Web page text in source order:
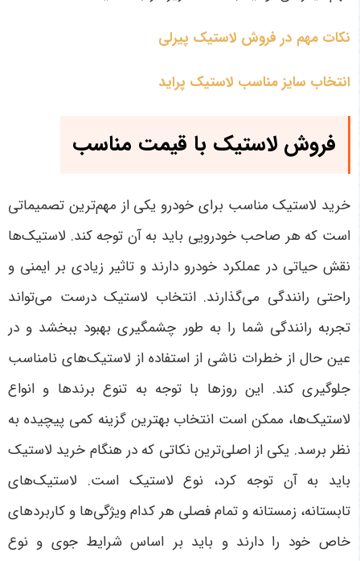
نکات مهم در فروش لاستیک پیرلی
انتخاب سایز مناسب لاستیک پراید
فروش لاستیک با قیمت مناسب
خرید لاستیک مناسب برای خودرو یکی از مهم‌ترین تصمیماتی
است که هر صاحب خودرویی باید به آن توجه کند. لاستیک‌ها
نقش حیاتی در عملکرد خودرو دارند و تاثیر زیادی بر ایمنی و
راحتی رانندگی می‌گذارند. انتخاب لاستیک درست می‌تواند
تجربه رانندگی شما را به طور چشمگیری بهبود ببخشد و در
عین حال از خطرات ناشی از استفاده از لاستیک‌های نامناسب
جلوگیری کند. این روزها با توجه به تنوع برندها و انواع
لاستیک‌ها، ممکن است انتخاب بهترین گزینه کمی پیچیده به
نظر برسد. یکی از اصلی‌ترین نکاتی که در هنگام خرید لاستیک
باید به آن توجه کرد، نوع لاستیک است. لاستیک‌های
تابستانه، زمستانه و تمام فصلی هر کدام ویژگی‌ها و کاربردهای
خاص خود را دارند و باید بر اساس شرایط جوی و نوع